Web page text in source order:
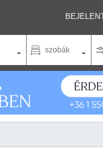
szobák